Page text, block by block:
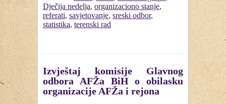
Dječija nedelja, organizaciono stanje,
referati, savjetovanje, sreski odbor,
statistika, terenski rad
Izvještaj komisije Glavnog
odbora AFŽa BiH o obilasku
organizacije AFŽa i rejona